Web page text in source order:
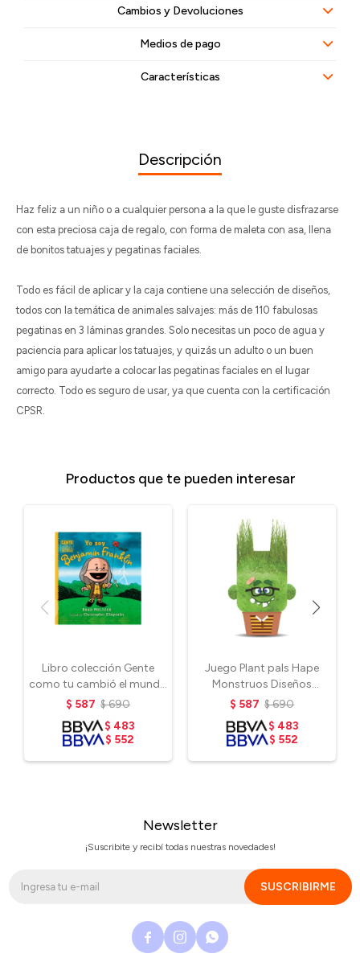
Cambios y Devoluciones
Medios de pago
Características
Descripción
Haz feliz a un niño o a cualquier persona a la que le guste disfrazarse
con esta preciosa caja de regalo, con forma de maleta con asa, llena
de bonitos tatuajes y pegatinas faciales.
Todo es fácil de aplicar y la caja contiene una selección de diseños,
todos con la temática de animales salvajes: más de 110 fabulosas
pegatinas en 3 láminas grandes. Solo necesitas un poco de agua y
paciencia para aplicar los tatuajes, y quizás un adulto o un buen
amigo para ayudarte a colocar las pegatinas faciales en el lugar
correcto. Todo es seguro de usar, ya que cuenta con la certificación
CPSR.
Productos que te pueden interesar
Libro colección Gente
como tu cambió el mundo
- Benjamin Franking
$ 587 $690
$ 483
$ 552
Juego Plant pals Hape
Monstruos Diseños
variados
$ 587 $690
$ 483
$ 552
Newsletter
¡Suscribite y recibí todas nuestras novedades!
SUSCRIBIRME
  